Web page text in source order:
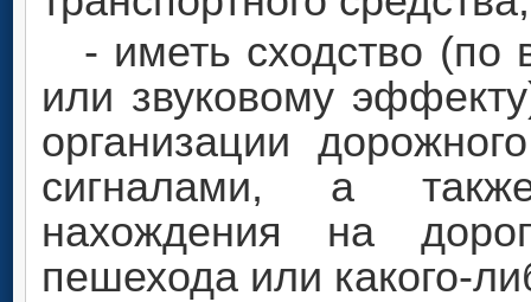
- иметь сходство
или звуковому
организации
сигналами, а
нахождения на
пешехода или какого-